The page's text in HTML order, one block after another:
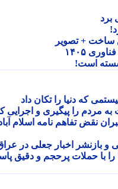
+ تصویر
است!
که دنیا را تکان داد
را پیگیری و اجرایی کند
تفاهم نامه اسلام آباد
اخبار جعلی در عراق
حملات پرحجم و دقیق پاسخ